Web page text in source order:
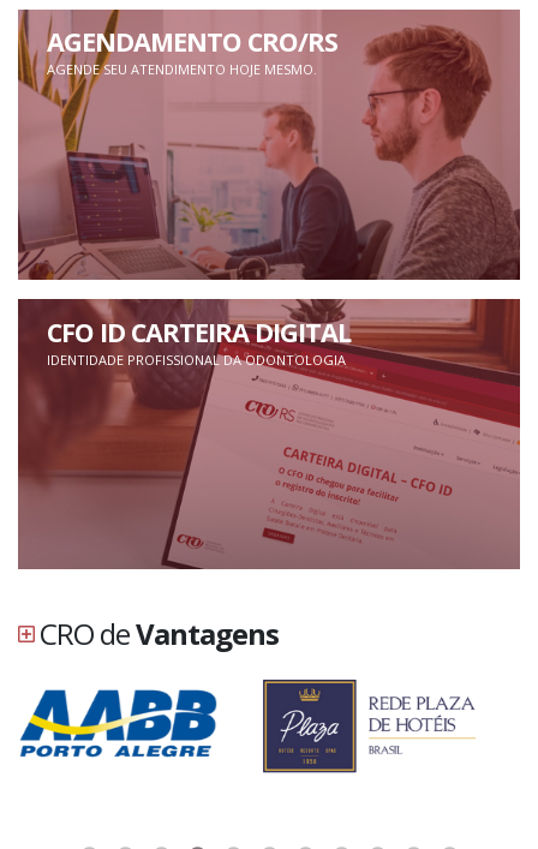
AGENDAMENTO CRO/RS
AGENDE SEU ATENDIMENTO HOJE MESMO.
CFO ID CARTEIRA DIGITAL
IDENTIDADE PROFISSIONAL DA ODONTOLOGIA
CRO deVantagens